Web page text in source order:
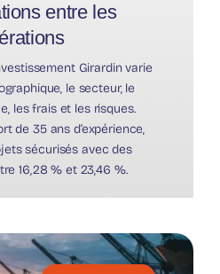
entre les
Girardin varie
le secteur, le
les frais et les risques.
de 35 ans d’expérience,
sécurisés avec des
16,28 % et 23,46 %.